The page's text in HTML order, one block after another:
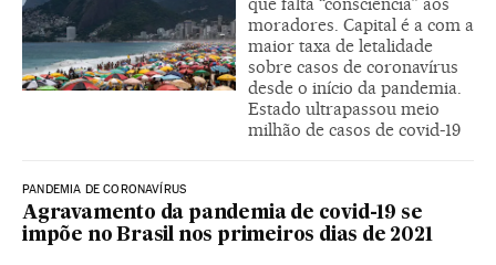
moradores. Capital é a com a
maior taxa de letalidade
sobre casos de coronavírus
desde o início da pandemia.
Estado ultrapassou meio
milhão de casos de covid-19
PANDEMIA DE CORONAVÍRUS
Agravamento da pandemia de covid-19 se
impõe no Brasil nos primeiros dias de 2021